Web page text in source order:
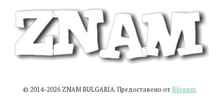
© 2014-2026 ZNAM BULGARIA. Предоставено от Blogger.